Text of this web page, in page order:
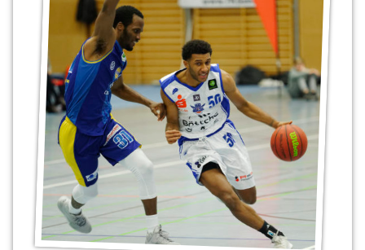
Kleinmachnow
Stahnsdorf
Teltow
Vladimir
Pastushenko